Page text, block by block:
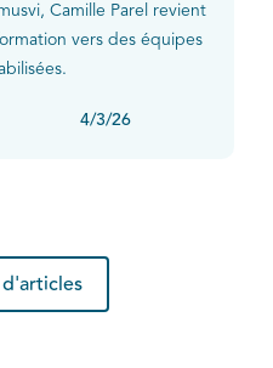
Camille Parel revient
vers des équipes
4/3/26